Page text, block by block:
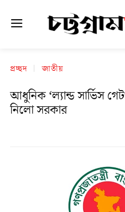
প্রচ্ছদ জাতীয়
আধুনিক ‘ল্যান্ড সার্ভিস
নিলো সরকার